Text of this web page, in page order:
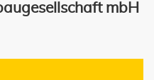
mbH